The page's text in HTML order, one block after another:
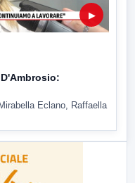
▶
Eclano, Raffaella